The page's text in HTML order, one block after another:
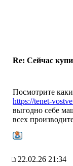
Re: Сейчас
Посмотрите
https://tenet-
выгодно себе
всех
22.02.26 21:34